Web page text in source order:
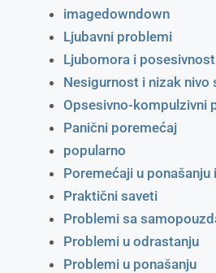
imagedowndown
Ljubavni problemi
Ljubomora i posesivnost
Nesigurnost i nizak nivo
Opsesivno-kompulzivni
Panični poremećaj
popularno
Poremećaji u ponašanju
Praktični saveti
Problemi sa
Problemi u odrastanju
Problemi u ponašanju